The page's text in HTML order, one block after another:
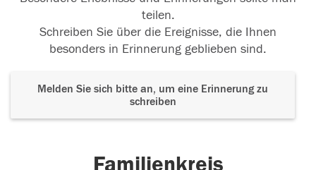
teilen.
Schreiben Sie über die Ereignisse, die Ihnen
besonders in Erinnerung geblieben sind.
Melden Sie sich bitte an, um eine Erinnerung zu
schreiben
Familienkreis